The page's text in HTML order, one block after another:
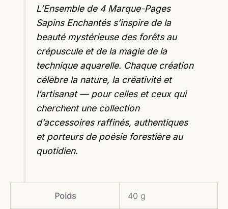
L’Ensemble de 4 Marque-Pages
Sapins Enchantés s’inspire de la
beauté mystérieuse des forêts au
crépuscule et de la magie de la
technique aquarelle. Chaque création
célèbre la nature, la créativité et
l’artisanat — pour celles et ceux qui
cherchent une collection
d’accessoires raffinés, authentiques
et porteurs de poésie forestière au
quotidien.
Poids 40 g